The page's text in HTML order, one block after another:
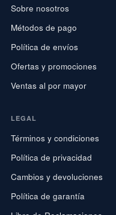
Sobre nosotros
Métodos de pago
Política de envíos
Ofertas y promociones
Ventas al por mayor
LEGAL
Términos y condiciones
Política de privacidad
Cambios y devoluciones
Política de garantía